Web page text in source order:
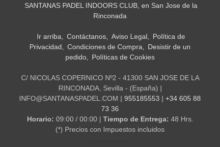
SANTANAS PADEL INDOORS CLUB, en San Jose de la
Rinconada
Ir arriba Contáctanos Aviso Legal
Política de
Privacidad
Condiciones de Compra
Desistir de un
pedido
Políticas de Cookies
C/ NICOLAS COPERNICO Nº2 - 41300 SAN JOSE DE LA
RINCONADA, Sevilla - (España) |
INFO@SANTANASPADEL.COM | 955185553 | +34 605 88
73 36
Horario: 09:00 / 00:00 | Tiempo de Entrega: 48 Hrs.
(*) Precios con Impuestos incluidos